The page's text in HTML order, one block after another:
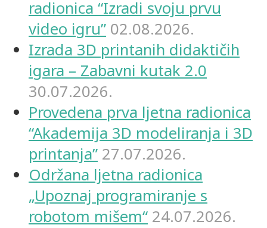
radionica “Izradi svoju prvu
video igru” 02.08.2026.
Izrada 3D printanih didaktičih
igara – Zabavni kutak 2.0
30.07.2026.
Provedena prva ljetna radionica
“Akademija 3D modeliranja i 3D
printanja” 27.07.2026.
Održana ljetna radionica
„Upoznaj programiranje s
robotom mišem“ 24.07.2026.